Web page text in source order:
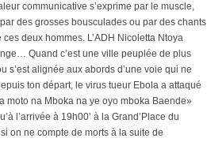
communicative s’exprime par le muscle,
des grosses bousculades ou par des chants
deux hommes. L’ADH Nicoletta Ntoya
Quand c’est une ville peuplée de plus
s’est alignée aux abords d’une voie qui ne
ton départ, le virus tueur Ebola a attaqué
moto na Mboka na ye oyo mboka Baende»
l’arrivée à 19h00’ à la Grand’Place du
on ne compte de morts à la suite de